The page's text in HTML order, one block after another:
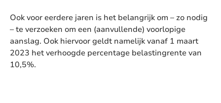
Ook voor eerdere jaren is het belangrijk om – zo nodig
– te verzoeken om een (aanvullende) voorlopige
aanslag. Ook hiervoor geldt namelijk vanaf 1 maart
2023 het verhoogde percentage belastingrente van
10,5%.